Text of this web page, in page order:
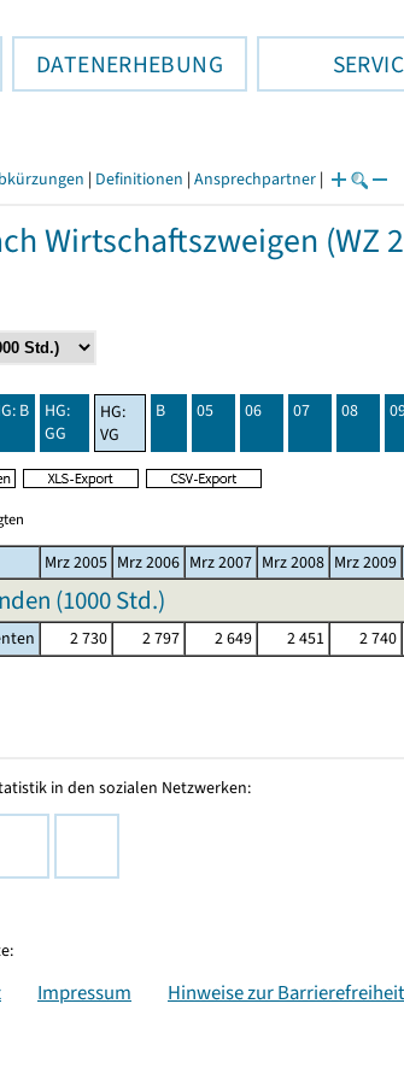
DATENERHEBUNG
| Definitionen | Ansprechpartner |
Wirtschaftszweigen (WZ
B
HG:
GG
HG:
VG
B 05 06 07 08
Mrz 2005 Mrz 2006 Mrz 2007 Mrz 2008 Mrz 2009
(1000 Std.)
2 730 2 797 2 649 2 451 2 740
in den sozialen Netzwerken:
Impressum Hinweise zur Barrierefreiheit